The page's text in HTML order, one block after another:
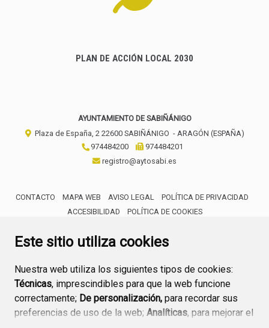
Este sitio utiliza cookies
Nuestra web utiliza los siguientes tipos de cookies:
Técnicas, imprescindibles para que la web funcione
correctamente; De personalización, para recordar sus
preferencias de uso de la web; Analíticas, para mejorar el
PLAN DE ACCIÓN LOCAL 2030
AYUNTAMIENTO DE SABIÑÁNIGO
Plaza de España, 2 22600 SABIÑÁNIGO - ARAGÓN (ESPAÑA)
974484200
974484201
registro@aytosabi.es
CONTACTO MAPA WEB AVISO LEGAL
POLÍTICA DE PRIVACIDAD
ACCESIBILIDAD
POLÍTICA DE COOKIES